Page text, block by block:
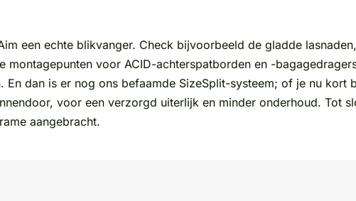
een echte blikvanger. Check bijvoorbeeld de gladde
montagepunten voor ACID-achterspatborden en -
dan is er nog ons befaamde SizeSplit-systeem; of je nu
voor een verzorgd uiterlijk en minder onderhoud. Tot
aangebracht.